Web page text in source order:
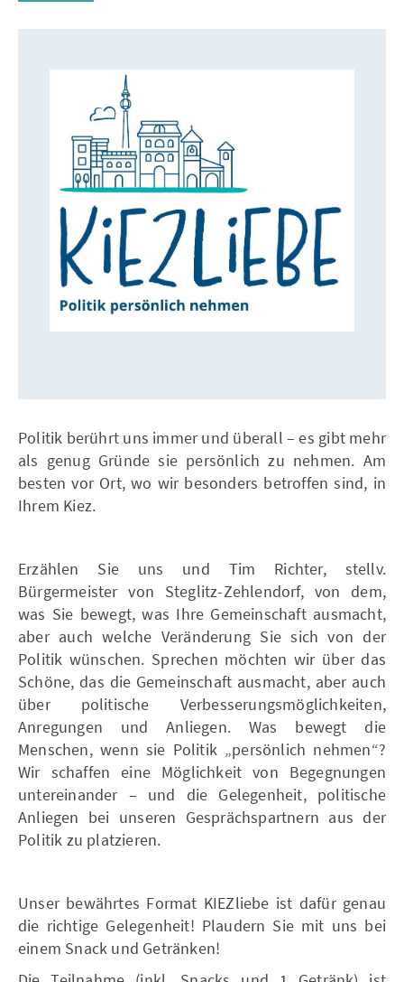
Politik berührt uns immer und überall – es gibt mehr
als genug Gründe sie persönlich zu nehmen. Am
besten vor Ort, wo wir besonders betroffen sind, in
Ihrem Kiez.
Erzählen Sie uns und Tim Richter, stellv.
Bürgermeister von Steglitz-Zehlendorf, von dem,
was Sie bewegt, was Ihre Gemeinschaft ausmacht,
aber auch welche Veränderung Sie sich von der
Politik wünschen. Sprechen möchten wir über das
Schöne, das die Gemeinschaft ausmacht, aber auch
über politische Verbesserungsmöglichkeiten,
Anregungen und Anliegen. Was bewegt die
Menschen, wenn sie Politik „persönlich nehmen“?
Wir schaffen eine Möglichkeit von Begegnungen
untereinander – und die Gelegenheit, politische
Anliegen bei unseren Gesprächspartnern aus der
Politik zu platzieren.
Unser bewährtes Format KIEZliebe ist dafür genau
die richtige Gelegenheit! Plaudern Sie mit uns bei
einem Snack und Getränken!